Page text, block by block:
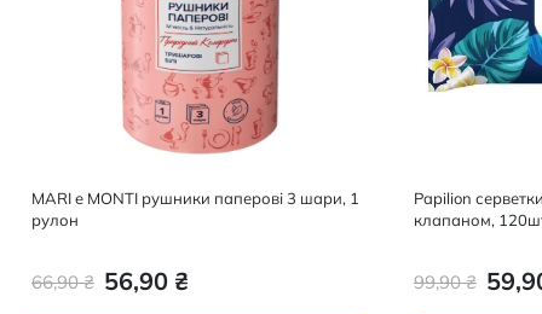
MARI e MONTI рушники паперові 3 шари, 1
рулон
56,90 ₴
66,90 ₴
Papilion
клапаном,
99,90 ₴